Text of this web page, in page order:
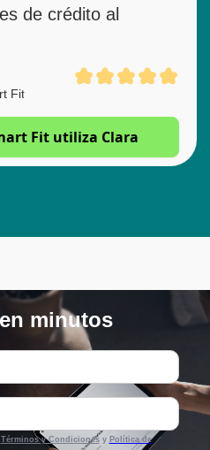
de crédito al
Fit
Fit utiliza Clara
minutos
Términos y Condicionesy Política de